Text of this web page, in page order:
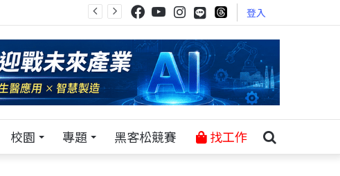
登入
校園 專題 黑客松競賽 找工作